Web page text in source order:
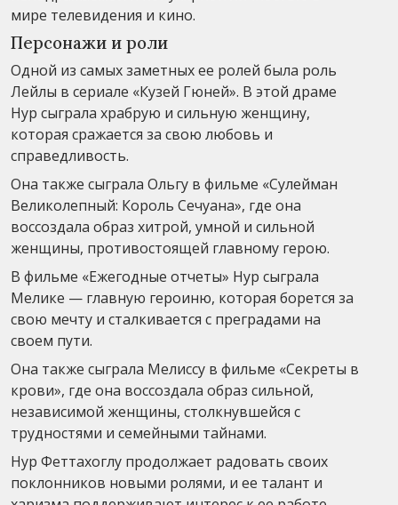
мире телевидения и кино.
Персонажи и роли
Одной из самых заметных ее ролей была роль
Лейлы в сериале «Кузей Гюней». В этой драме
Нур сыграла храбрую и сильную женщину,
которая сражается за свою любовь и
справедливость.
Она также сыграла Ольгу в фильме «Сулейман
Великолепный: Король Сечуана», где она
воссоздала образ хитрой, умной и сильной
женщины, противостоящей главному герою.
В фильме «Ежегодные отчеты» Нур сыграла
Мелике — главную героиню, которая борется за
свою мечту и сталкивается с преградами на
своем пути.
Она также сыграла Мелиссу в фильме «Секреты в
крови», где она воссоздала образ сильной,
независимой женщины, столкнувшейся с
трудностями и семейными тайнами.
Нур Феттахоглу продолжает радовать своих
поклонников новыми ролями, и ее талант и